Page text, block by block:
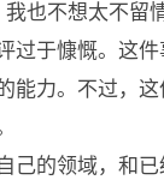
也不想太不留
过于慷慨。这
能力。不过，
的领域，和已